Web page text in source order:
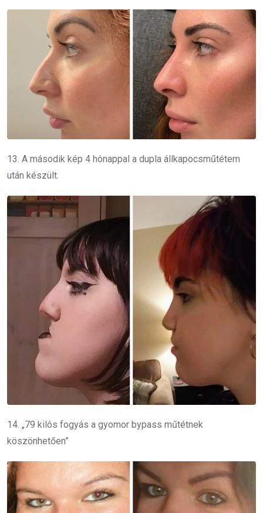
13. A második kép 4 hónappal a dupla állkapocsműtétem
után készült.
14. „79 kilós fogyás a gyomor bypass műtétnek
köszönhetően”